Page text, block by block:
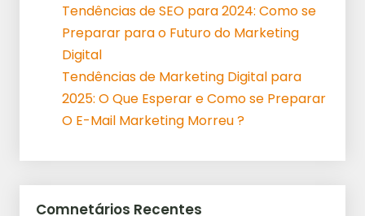
Tendências de SEO para 2024: Como se
Preparar para o Futuro do Marketing
Digital
Tendências de Marketing Digital para
2025: O Que Esperar e Como se Preparar
O E-Mail Marketing Morreu ?
Comnetários Recentes